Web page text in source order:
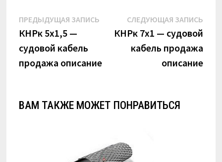
Навигация
по
записям
ПРЕДЫДУЩАЯ ЗАПИСЬ Предыдущая
запись:
КНРк 5х1,5 —
судовой кабель
продажа описание
СЛЕДУЮЩАЯ ЗАПИСЬ
КНРк 7х1 — судовой
кабель продажа
описание
ВАМ ТАКЖЕ МОЖЕТ ПОНРАВИТЬСЯ